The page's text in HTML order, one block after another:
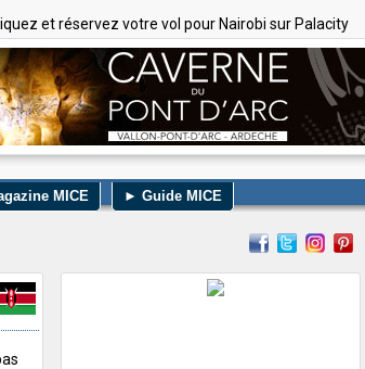
et réservez votre vol pour Nairobi sur Palacity
MICE ► Guide MICE